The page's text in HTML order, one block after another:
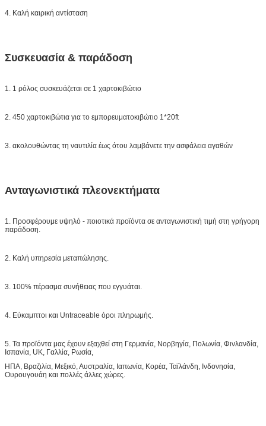
4. Καλή καιρική αντίσταση
Συσκευασία & παράδοση
1. 1 ρόλος συσκευάζεται σε 1 χαρτοκιβώτιο
2. 450 χαρτοκιβώτια για το εμπορευματοκιβώτιο 1*20ft
3. ακολουθώντας τη ναυτιλία έως ότου λαμβάνετε την ασφάλεια αγαθών
Ανταγωνιστικά πλεονεκτήματα
1. Προσφέρουμε υψηλό - ποιοτικά προϊόντα σε ανταγωνιστική τιμή στη γρήγορη
παράδοση.
2. Καλή υπηρεσία μεταπώλησης.
3. 100% πέρασμα συνήθειας που εγγυάται.
4. Εύκαμπτοι και Untraceable όροι πληρωμής.
5. Τα προϊόντα μας έχουν εξαχθεί στη Γερμανία, Νορβηγία, Πολωνία, Φινλανδία,
Ισπανία, UK, Γαλλία, Ρωσία,
ΗΠΑ, Βραζιλία, Μεξικό, Αυστραλία, Ιαπωνία, Κορέα, Ταϊλάνδη, Ινδονησία,
Ουρουγουάη και πολλές άλλες χώρες.